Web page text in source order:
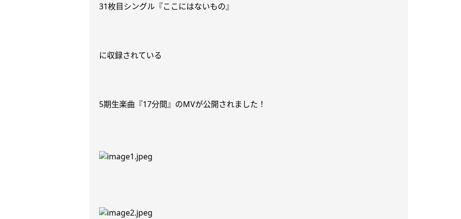
31枚目シングル『ここにはないもの』
に収録されている
5期生楽曲『17分間』のMVが公開されました！